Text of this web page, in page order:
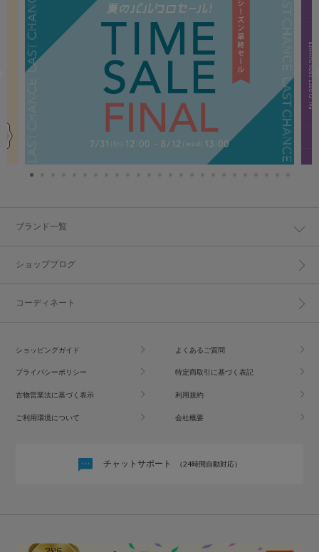
ブランド一覧
ショップブログ
コーディネート
ショッピングガイド よくあるご質問
プライバシーポリシー 特定商取引に基づく表記
古物営業法に基づく表示 利用規約
ご利用環境について 会社概要
チャットサポート （24時間自動対応）